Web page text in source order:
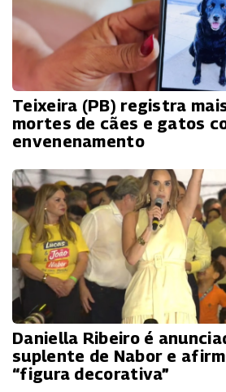
Teixeira (PB) registra
mortes de cães e gatos
envenenamento
Daniella Ribeiro é
suplente de Nabor e
“figura decorativa”